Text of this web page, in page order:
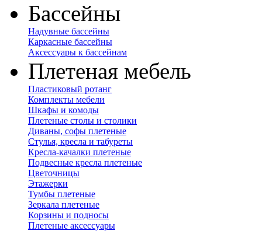
Бассейны
Надувные бассейны
Каркасные бассейны
Аксессуары к бассейнам
Плетеная мебель
Пластиковый ротанг
Комплекты мебели
Шкафы и комоды
Плетеные столы и столики
Диваны, софы плетеные
Стулья, кресла и табуреты
Кресла-качалки плетеные
Подвесные кресла плетеные
Цветочницы
Этажерки
Тумбы плетеные
Зеркала плетеные
Корзины и подносы
Плетеные аксессуары